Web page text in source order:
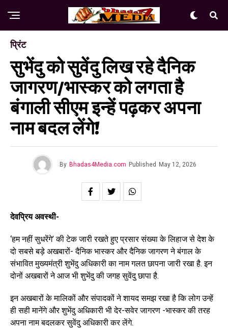
प्रिंट
सुभेंदु को सुवेंदु लिख रहे दैनिक
जागरण/भास्कर को लगता है
बंगाली सीएम इन्हें पढ़कर अपना
नाम बदल लेंगे!
By Bhadas4Media.com Published May 12, 2026
देवप्रिय अवस्थी-
‘हम नहीं सुधरेंगे’ की टेक जारी रखते हुए प्रसार संख्या के लिहाज से देश के
दो सबसे बड़े अखबारों- दैनिक भास्कर और दैनिक जागरण ने बंगाल के
संभावित मुख्यमंत्री शुभेंदु अधिकारी का नाम गलत छापना जारी रखा है. इन
दोनों अखबारों ने आज भी शुभेंदु की जगह सुवेंदु छापा है.
इन अखबारों के मालिकों और संपादकों ने शायद समझ रखा है कि लोग उन्हें
ही सही मानेंगे और शुभेंदु अधिकारी भी देर-सवेर जागरण -भास्कर की तरह
अपना नाम बदलकर सुवेंदु अधिकारी कर लेंगे.